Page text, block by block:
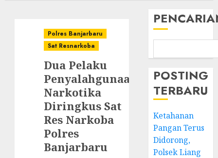
Polres Banjarbaru
Sat Resnarkoba
Dua Pelaku
Penyalahgunaan
Narkotika
Diringkus Sat
Res Narkoba
Polres
Banjarbaru
POSTING
TERBARU
Ketahanan
Pangan Terus
Didorong,
Polsek Liang